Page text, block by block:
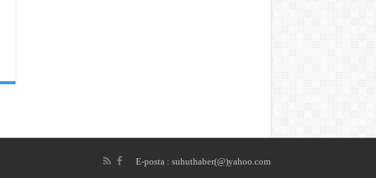
E-posta : suhuthaber(@)yahoo.com